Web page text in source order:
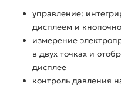
управление:
дисплеем и
измерение
в двух точках и
дисплее
контроль давления